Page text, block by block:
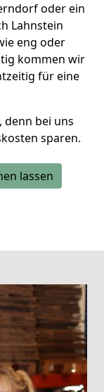
oder ein
Lahnstein
eng oder
kommen wir
für eine
denn bei uns
sparen.
lassen